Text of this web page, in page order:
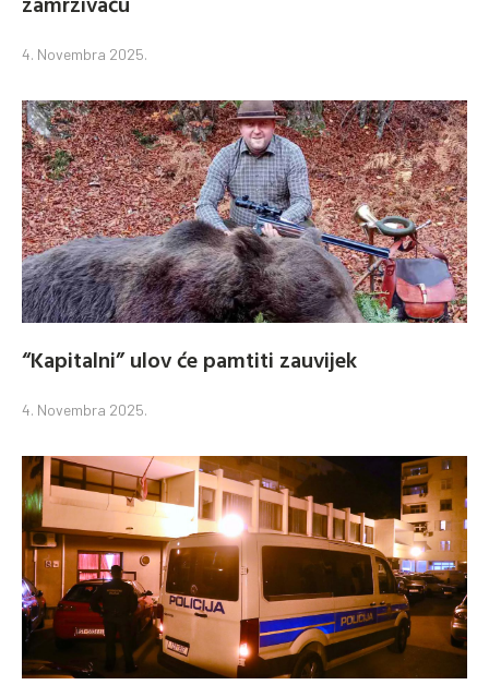
4. Novembra 2025.
“Kapitalni” ulov će pamtiti zauvijek
4. Novembra 2025.